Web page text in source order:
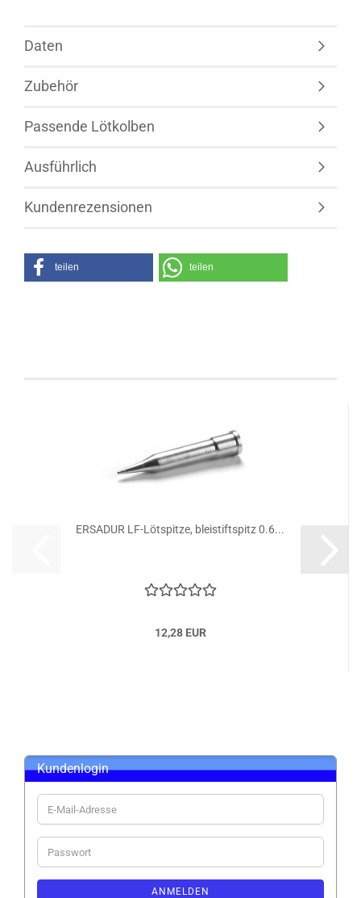
Daten
Zubehör
Passende Lötkolben
Ausführlich
Kundenrezensionen
teilen teilen
ERSADUR LF-Lötspitze, bleistiftspitz 0.6...
12,28 EUR
Kundenlogin
E-
Mail-
Adresse
Passwort
ANMELDEN